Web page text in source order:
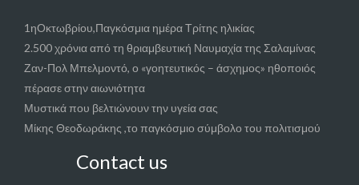
1ηΟκτωβρίου,Παγκόσμια ημέρα Τρίτης ηλικίας
2.500 χρόνια από τη θριαμβευτική Ναυμαχία της Σαλαμίνας
Ζαν-Πολ Μπελμοντό, ο «γοητευτικός – άσχημος» ηθοποιός
πέρασε στην αιωνιότητα
Μυστικά που βελτιώνουν την υγεία σας
Μίκης Θεοδωράκης ,το παγκόσμιο σύμβολο του πολιτισμού
Contact us